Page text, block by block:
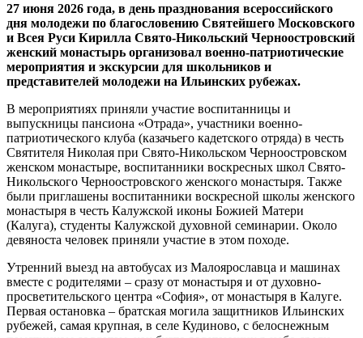
27 июня 2026 года, в день празднования всероссийского
дня молодежи по благословению Святейшего Московского
и Всея Руси Кирилла Свято-Никольский Черноостровский
женский монастырь организовал военно-патриотические
мероприятия и экскурсии для школьников и
представителей молодежи на Ильинских рубежах.
В мероприятиях приняли участие воспитанницы и
выпускницы пансиона «Отрада», участники военно-
патриотического клуба (казачьего кадетского отряда) в честь
Святителя Николая при Свято-Никольском Черноостровском
женском монастыре, воспитанники воскресных школ Свято-
Никольского Черноостровского женского монастыря. Также
были приглашены воспитанники воскресной школы женского
монастыря в честь Калужской иконы Божией Матери
(Калуга), студенты Калужской духовной семинарии. Около
девяноста человек приняли участие в этом походе.
Утренний выезд на автобусах из Малоярославца и машинах
вместе с родителями – сразу от монастыря и от духовно-
просветительского центра «София», от монастыря в Калуге.
Первая остановка – братская могила защитников Ильинских
рубежей, самая крупная, в селе Кудиново, с белоснежным